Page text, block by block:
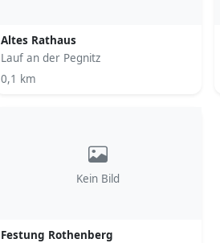
Altes Rathaus
Lauf an der Pegnitz
0,1 km
Kein Bild
Festung Rothenberg